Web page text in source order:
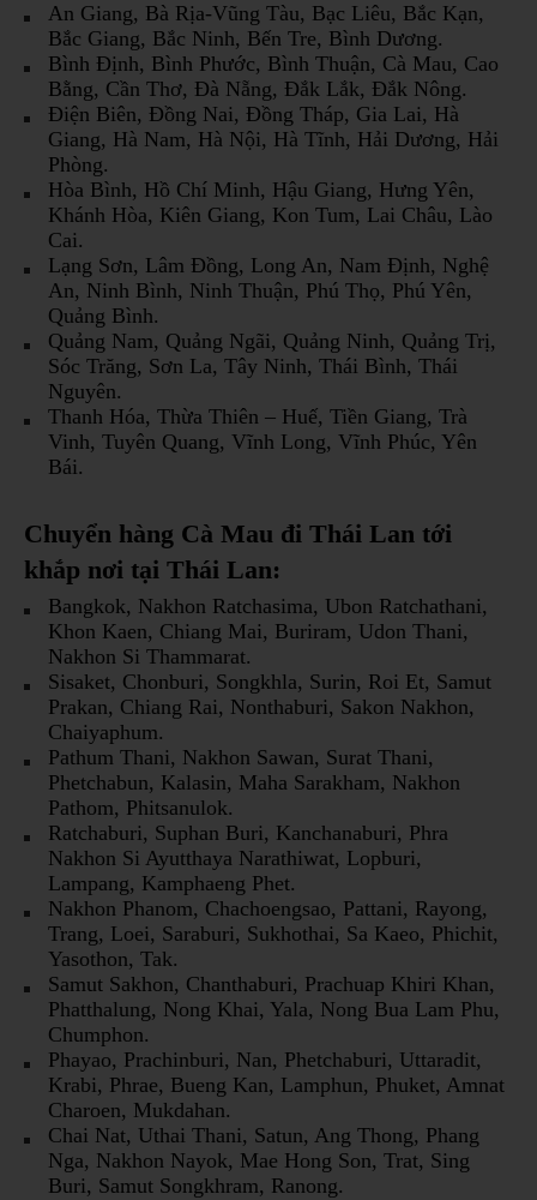
An Giang, Bà Rịa-Vũng Tàu, Bạc Liêu, Bắc Kạn,
Bắc Giang, Bắc Ninh, Bến Tre, Bình Dương.
Bình Định, Bình Phước, Bình Thuận, Cà Mau, Cao
Bằng, Cần Thơ, Đà Nẵng, Đắk Lắk, Đắk Nông.
Điện Biên, Đồng Nai, Đồng Tháp, Gia Lai, Hà
Giang, Hà Nam, Hà Nội, Hà Tĩnh, Hải Dương, Hải
Phòng.
Hòa Bình, Hồ Chí Minh, Hậu Giang, Hưng Yên,
Khánh Hòa, Kiên Giang, Kon Tum, Lai Châu, Lào
Cai.
Lạng Sơn, Lâm Đồng, Long An, Nam Định, Nghệ
An, Ninh Bình, Ninh Thuận, Phú Thọ, Phú Yên,
Quảng Bình.
Quảng Nam, Quảng Ngãi, Quảng Ninh, Quảng Trị,
Sóc Trăng, Sơn La, Tây Ninh, Thái Bình, Thái
Nguyên.
Thanh Hóa, Thừa Thiên – Huế, Tiền Giang, Trà
Vinh, Tuyên Quang, Vĩnh Long, Vĩnh Phúc, Yên
Bái.
Chuyển hàng Cà Mau đi Thái Lan tới
khắp nơi tại Thái Lan:
Bangkok, Nakhon Ratchasima, Ubon Ratchathani,
Khon Kaen, Chiang Mai, Buriram, Udon Thani,
Nakhon Si Thammarat.
Sisaket, Chonburi, Songkhla, Surin, Roi Et, Samut
Prakan, Chiang Rai, Nonthaburi, Sakon Nakhon,
Chaiyaphum.
Pathum Thani, Nakhon Sawan, Surat Thani,
Phetchabun, Kalasin, Maha Sarakham, Nakhon
Pathom, Phitsanulok.
Ratchaburi, Suphan Buri, Kanchanaburi, Phra
Nakhon Si Ayutthaya Narathiwat, Lopburi,
Lampang, Kamphaeng Phet.
Nakhon Phanom, Chachoengsao, Pattani, Rayong,
Trang, Loei, Saraburi, Sukhothai, Sa Kaeo, Phichit,
Yasothon, Tak.
Samut Sakhon, Chanthaburi, Prachuap Khiri Khan,
Phatthalung, Nong Khai, Yala, Nong Bua Lam Phu,
Chumphon.
Phayao, Prachinburi, Nan, Phetchaburi, Uttaradit,
Krabi, Phrae, Bueng Kan, Lamphun, Phuket, Amnat
Charoen, Mukdahan.
Chai Nat, Uthai Thani, Satun, Ang Thong, Phang
Nga, Nakhon Nayok, Mae Hong Son, Trat, Sing
Buri, Samut Songkhram, Ranong.